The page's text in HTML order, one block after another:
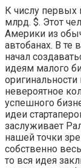
К числу
млрд. $. Этот
Америки из
автобанах. В те
начал
идеям малого
невероятное
успешного
идеи
заслуживает
нашей точки
собственно
то вся идея